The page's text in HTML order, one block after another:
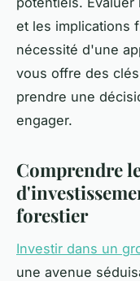
et les implications
nécessité d'une
vous offre des
prendre une
engager.
Comprendre
forestier
Investir dans un
une avenue